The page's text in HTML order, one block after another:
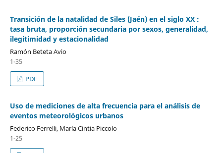
Transición de la natalidad de Siles (Jaén) en el siglo XX :
tasa bruta, proporción secundaria por sexos, generalidad,
ilegitimidad y estacionalidad
Ramón Beteta Avio
1-35
PDF
Uso de mediciones de alta frecuencia para el análisis de
eventos meteorológicos urbanos
Federico Ferrelli, María Cintia Piccolo
1-25